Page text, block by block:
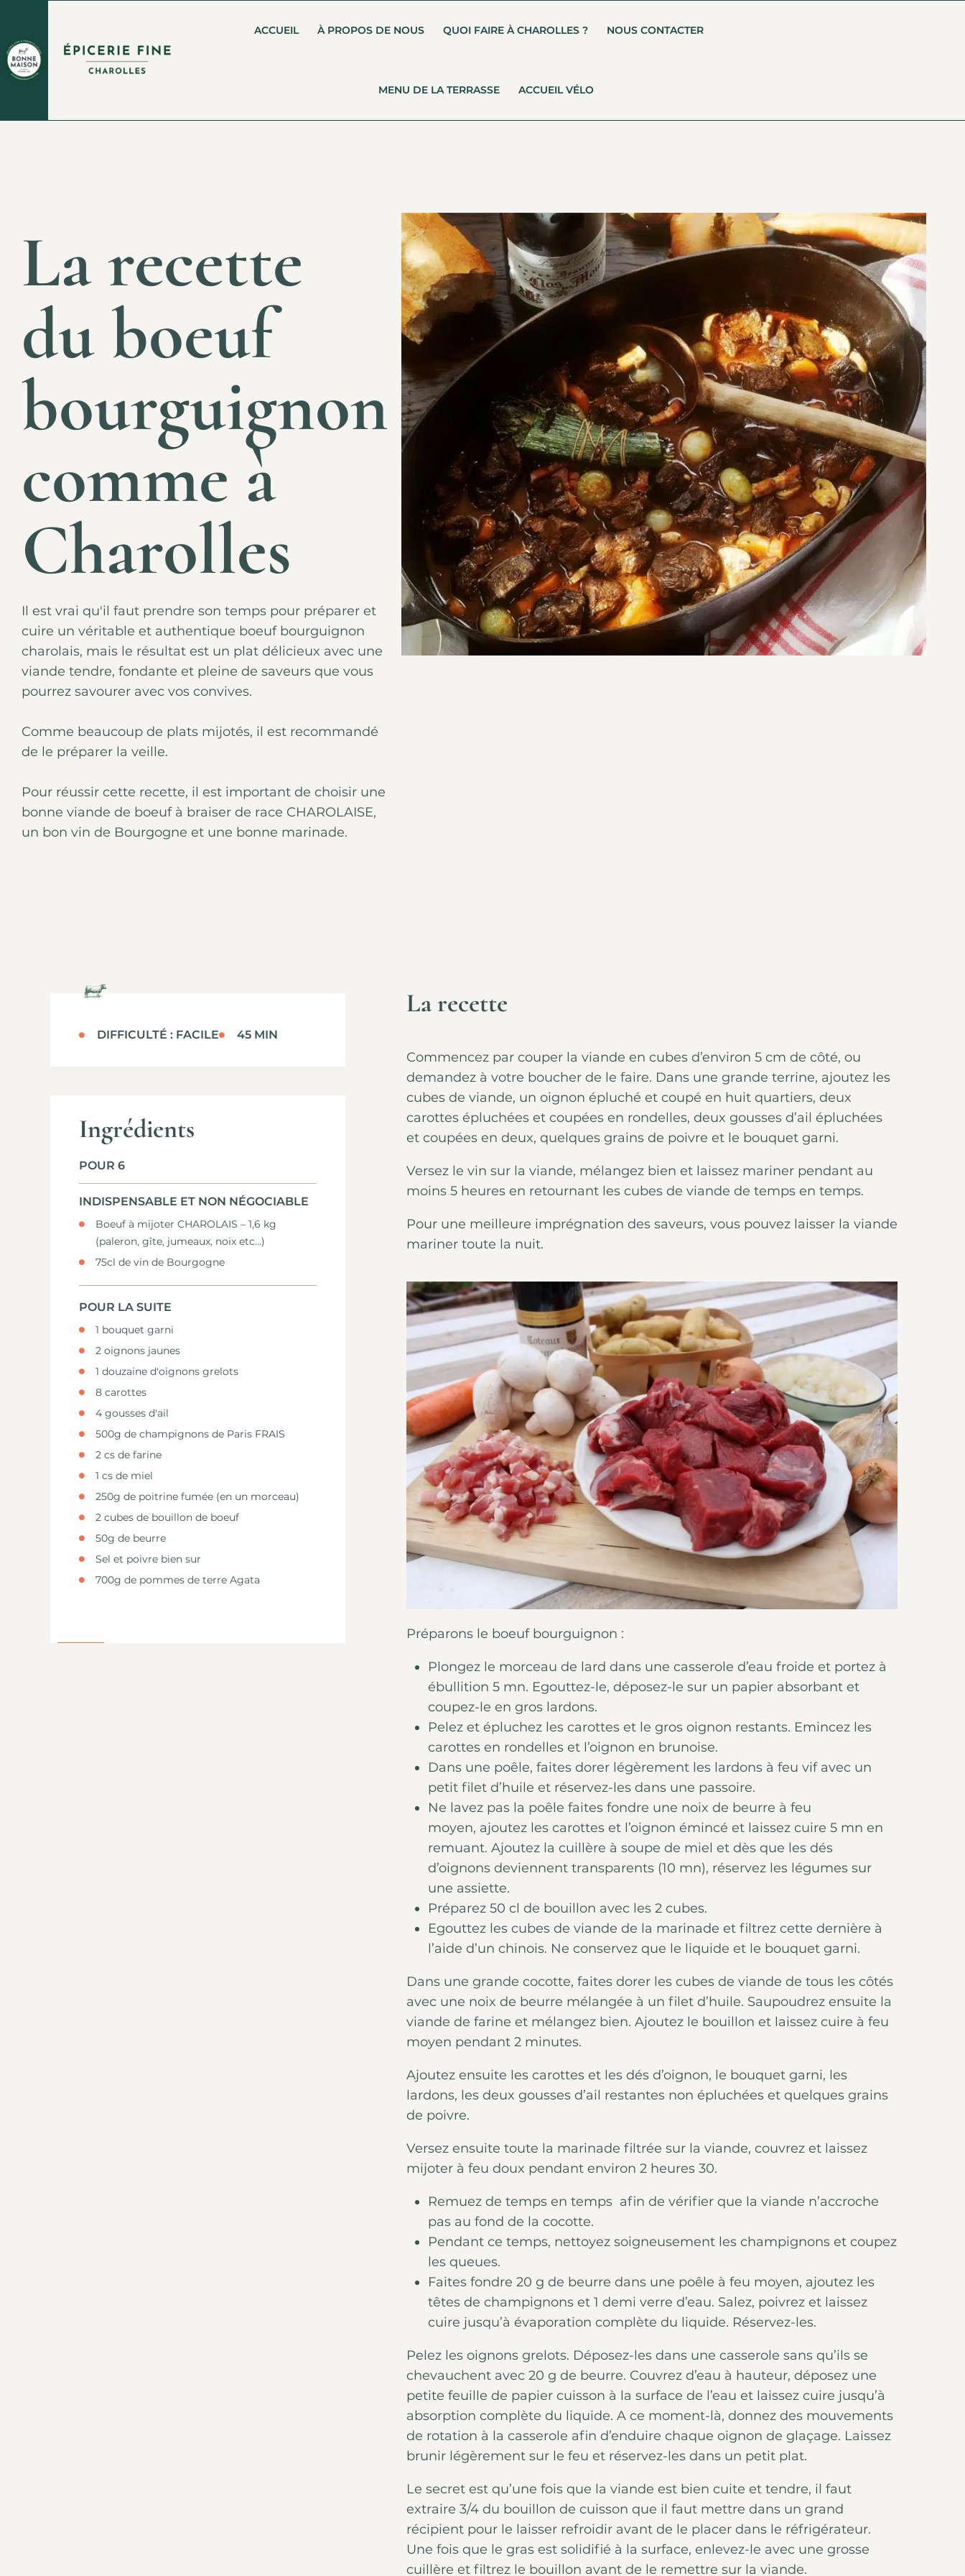
ACCUEIL À PROPOS DE NOUS QUOI FAIRE À CHAROLLES ? NOUS CONTACTER
MENU DE LA TERRASSE ACCUEIL VÉLO
La recette
du boeuf
bourguignon
comme à
Charolles
Il est vrai qu'il faut prendre son temps pour préparer et
cuire un véritable et authentique boeuf bourguignon
charolais, mais le résultat est un plat délicieux avec une
viande tendre, fondante et pleine de saveurs que vous
pourrez savourer avec vos convives.
Comme beaucoup de plats mijotés, il est recommandé
de le préparer la veille.
Pour réussir cette recette, il est important de choisir une
bonne viande de boeuf à braiser de race CHAROLAISE,
un bon vin de Bourgogne et une bonne marinade.
DIFFICULTÉ : FACILE 45 MIN
Ingrédients
POUR 6
INDISPENSABLE ET NON NÉGOCIABLE
Boeuf à mijoter CHAROLAIS – 1,6 kg
(paleron, gîte, jumeaux, noix etc…)
75cl de vin de Bourgogne
POUR LA SUITE
1 bouquet garni
2 oignons jaunes
1 douzaine d'oignons grelots
8 carottes
4 gousses d'ail
500g de champignons de Paris FRAIS
2 cs de farine
1 cs de miel
250g de poitrine fumée (en un morceau)
2 cubes de bouillon de boeuf
50g de beurre
Sel et poivre bien sur
700g de pommes de terre Agata
La recette
Commencez par couper la viande en cubes d’environ 5 cm de côté, ou
demandez à votre boucher de le faire. Dans une grande terrine, ajoutez les
cubes de viande, un oignon épluché et coupé en huit quartiers, deux
carottes épluchées et coupées en rondelles, deux gousses d’ail épluchées
et coupées en deux, quelques grains de poivre et le bouquet garni.
Versez le vin sur la viande, mélangez bien et laissez mariner pendant au
moins 5 heures en retournant les cubes de viande de temps en temps.
Pour une meilleure imprégnation des saveurs, vous pouvez laisser la viande
mariner toute la nuit.
Préparons le boeuf bourguignon :
Plongez le morceau de lard dans une casserole d’eau froide et portez à
ébullition 5 mn. Egouttez-le, déposez-le sur un papier absorbant et
coupez-le en gros lardons.
Pelez et épluchez les carottes et le gros oignon restants. Emincez les
carottes en rondelles et l’oignon en brunoise.
Dans une poêle, faites dorer légèrement les lardons à feu vif avec un
petit filet d’huile et réservez-les dans une passoire.
Ne lavez pas la poêle faites fondre une noix de beurre à feu
moyen, ajoutez les carottes et l’oignon émincé et laissez cuire 5 mn en
remuant. Ajoutez la cuillère à soupe de miel et dès que les dés
d’oignons deviennent transparents (10 mn), réservez les légumes sur
une assiette.
Préparez 50 cl de bouillon avec les 2 cubes.
Egouttez les cubes de viande de la marinade et filtrez cette dernière à
l’aide d’un chinois. Ne conservez que le liquide et le bouquet garni.
Dans une grande cocotte, faites dorer les cubes de viande de tous les côtés
avec une noix de beurre mélangée à un filet d’huile. Saupoudrez ensuite la
viande de farine et mélangez bien. Ajoutez le bouillon et laissez cuire à feu
moyen pendant 2 minutes.
Ajoutez ensuite les carottes et les dés d’oignon, le bouquet garni, les
lardons, les deux gousses d’ail restantes non épluchées et quelques grains
de poivre.
Versez ensuite toute la marinade filtrée sur la viande, couvrez et laissez
mijoter à feu doux pendant environ 2 heures 30.
Remuez de temps en temps afin de vérifier que la viande n’accroche
pas au fond de la cocotte.
Pendant ce temps, nettoyez soigneusement les champignons et coupez
les queues.
Faites fondre 20 g de beurre dans une poêle à feu moyen, ajoutez les
têtes de champignons et 1 demi verre d’eau. Salez, poivrez et laissez
cuire jusqu’à évaporation complète du liquide. Réservez-les.
Pelez les oignons grelots. Déposez-les dans une casserole sans qu’ils se
chevauchent avec 20 g de beurre. Couvrez d’eau à hauteur, déposez une
petite feuille de papier cuisson à la surface de l’eau et laissez cuire jusqu’à
absorption complète du liquide. A ce moment-là, donnez des mouvements
de rotation à la casserole afin d’enduire chaque oignon de glaçage. Laissez
brunir légèrement sur le feu et réservez-les dans un petit plat.
Le secret est qu’une fois que la viande est bien cuite et tendre, il faut
extraire 3/4 du bouillon de cuisson que il faut mettre dans un grand
récipient pour le laisser refroidir avant de le placer dans le réfrigérateur.
Une fois que le gras est solidifié à la surface, enlevez-le avec une grosse
cuillère et filtrez le bouillon avant de le remettre sur la viande.